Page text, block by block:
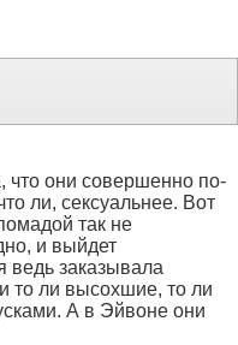
что они совершенно по-
ли, сексуальнее. Вот
так не
и выйдет
ведь заказывала
то ли высохшие, то ли
А в Эйвоне они